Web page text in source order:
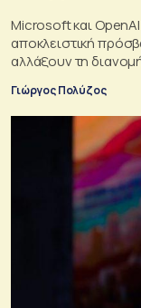
Microsoft και
αποκλειστική
αλλάξουν τη
Γιώργος Πολύζος